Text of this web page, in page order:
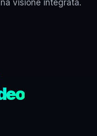
visione integrata.